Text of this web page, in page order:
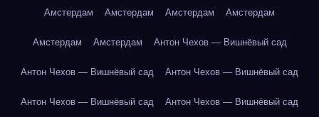
Амстердам Амстердам Амстердам Амстердам
Амстердам Амстердам Антон Чехов — Вишнёвый сад
Антон Чехов — Вишнёвый сад Антон Чехов — Вишнёвый сад
Антон Чехов — Вишнёвый сад Антон Чехов — Вишнёвый сад